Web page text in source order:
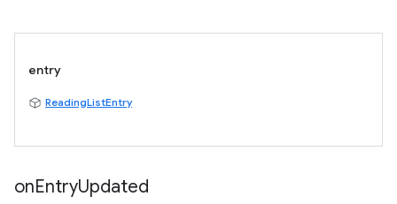
entry
ReadingListEntry
onEntryUpdated